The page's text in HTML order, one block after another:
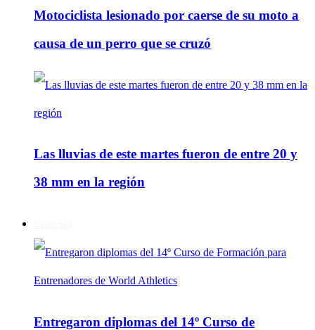
Motociclista lesionado por caerse de su moto a
causa de un perro que se cruzó
Las lluvias de este martes fueron de entre 20 y
38 mm en la región
Entregaron diplomas del 14º Curso de